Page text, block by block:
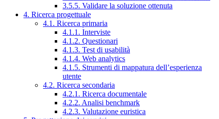
3.5.5. Validare la soluzione ottenuta
4. Ricerca progettuale
4.1. Ricerca primaria
4.1.1. Interviste
4.1.2. Questionari
4.1.3. Test di usabilità
4.1.4. Web analytics
4.1.5. Strumenti di mappatura dell’esperienza
utente
4.2. Ricerca secondaria
4.2.1. Ricerca documentale
4.2.2. Analisi benchmark
4.2.3. Valutazione euristica